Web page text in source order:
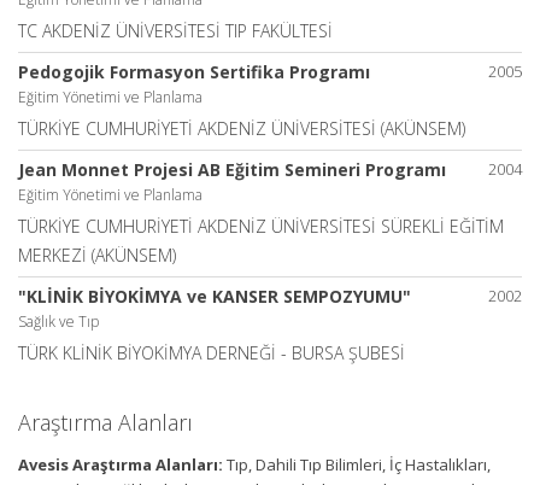
TC AKDENİZ ÜNİVERSİTESİ TIP FAKÜLTESİ
2005
Pedogojik Formasyon Sertifika Programı
Eğitim Yönetimi ve Planlama
TÜRKİYE CUMHURİYETİ AKDENİZ ÜNİVERSİTESİ (AKÜNSEM)
2004
Jean Monnet Projesi AB Eğitim Semineri Programı
Eğitim Yönetimi ve Planlama
TÜRKİYE CUMHURİYETİ AKDENİZ ÜNİVERSİTESİ SÜREKLİ EĞİTİM
MERKEZİ (AKÜNSEM)
2002
"KLİNİK BİYOKİMYA ve KANSER SEMPOZYUMU"
Sağlık ve Tıp
TÜRK KLİNİK BİYOKİMYA DERNEĞİ - BURSA ŞUBESİ
Araştırma Alanları
Avesis Araştırma Alanları: Tıp, Dahili Tıp Bilimleri, İç Hastalıkları,